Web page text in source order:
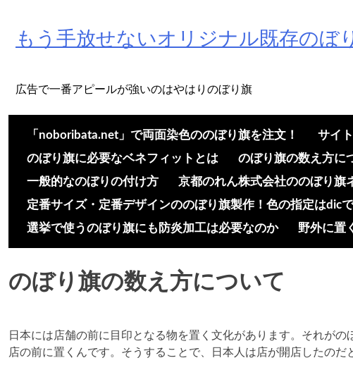
content
もう手放せないオリジナル既存のぼ
広告で一番アピールが強いのはやはりのぼり旗
「noboribata.net」で両面染色ののぼり旗を注文！ サイ
のぼり旗に必要なベネフィットとは
のぼり旗の数え方に
一般的なのぼりの付け方
京都のれん株式会社ののぼり旗
定番サイズ・定番デザインののぼり旗製作！色の指定はdicで
選挙で使うのぼり旗にも防炎加工は必要なのか
野外に置
のぼり旗の数え方について
日本には店舗の前に目印となる物を置く文化があります。それが
店の前に置くんです。そうすることで、日本人は店が開店したのだ